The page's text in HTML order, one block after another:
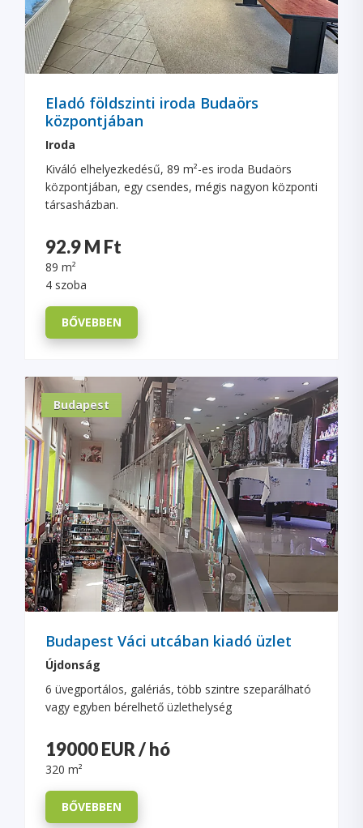
Eladó földszinti iroda Budaörs
központjában
Iroda
Kiváló elhelyezkedésű, 89 m²-es iroda Budaörs
központjában, egy csendes, mégis nagyon központi
társasházban.
92.9 M Ft
89 m²
4 szoba
BŐVEBBEN
Budapest
Budapest Váci utcában kiadó üzlet
Újdonság
6 üvegportálos, galériás, több szintre szeparálható
vagy egyben bérelhető üzlethelység
19000 EUR / hó
320 m²
BŐVEBBEN